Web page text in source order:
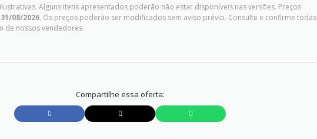
Alguns itens apresentados poderão não estar disponíveis nas versões. Preços
31/08/2026. Os preços poderão ser modificados sem aviso prévio. Consulte e confirme todas
de nossos vendedores.
Compartilhe essa oferta: